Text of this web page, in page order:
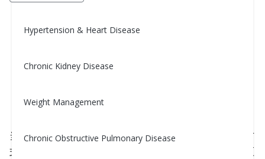
Hypertension & Heart Disease
Chronic Kidney Disease
Weight Management
Chronic Obstructive Pulmonary Disease
什么是顽固性高血压？(Resistant
Hypertension - High Blood
Pressure That's Hard to Treat)
当您的血压到达瓶颈了怎么办？您已经改变了生活方
式，并且每天按时服用利尿药和至少两种其他的降压